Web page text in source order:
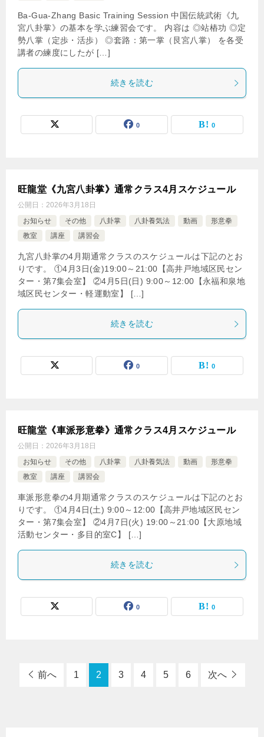
Ba-Gua-Zhang Basic Training Session 中国伝統武術《九
宮八卦掌》の基本を学ぶ練習会です。 内容は ◎站樁功 ◎定
勢八掌（定歩・活歩） ◎套路：第一掌（艮宮八掌） を各受
講者の練度にしたが […]
続きを読む
0 0
旺龍堂《九宮八卦掌》通常クラス4月スケジュール
公開日： 2026年3月18日
お知らせ
その他 八卦掌 八卦養気法 動画
形意拳
教室
講座 講習会
九宮八卦掌の4月期通常クラスのスケジュールは下記のとお
りです。 ①4月3日(金)19:00～21:00【高井戸地域区民セン
ター・第7集会室】 ②4月5日(日) 9:00～12:00【永福和泉地
域区民センター・軽運動室】 […]
続きを読む
0 0
旺龍堂《車派形意拳》通常クラス4月スケジュール
公開日： 2026年3月18日
お知らせ
その他 八卦掌 八卦養気法 動画
形意拳
教室
講座 講習会
車派形意拳の4月期通常クラスのスケジュールは下記のとお
りです。 ①4月4日(土) 9:00～12:00【高井戸地域区民セン
ター・第7集会室】 ②4月7日(火) 19:00～21:00【大原地域
活動センター・多目的室C】 […]
続きを読む
0 0
前へ 1 2 3 4 5 6 次へ